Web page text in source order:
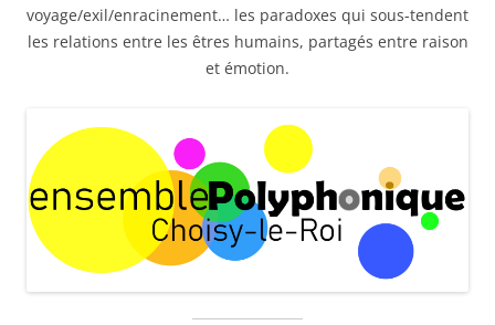
voyage/exil/enracinement… les paradoxes qui sous-tendent
les relations entre les êtres humains, partagés entre raison
et émotion.